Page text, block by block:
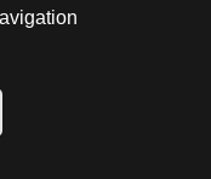
© phpBB Limited